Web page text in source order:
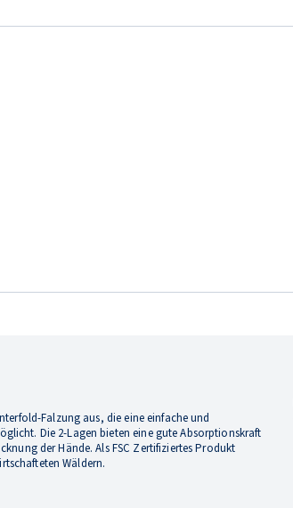
Falzung aus, die eine einfache und
Die 2-Lagen bieten eine gute Absorptionskraft
der Hände. Als FSC Zertifiziertes Produkt
Wäldern.